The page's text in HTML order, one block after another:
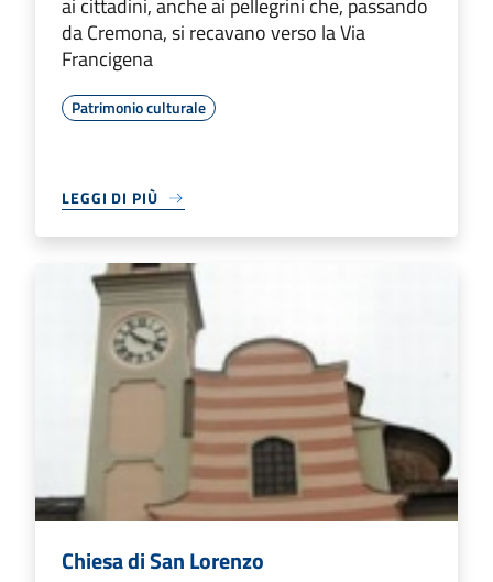
ai cittadini, anche ai pellegrini che, passando
da Cremona, si recavano verso la Via
Francigena
Patrimonio culturale
LEGGI DI PIÙ
Chiesa di San Lorenzo